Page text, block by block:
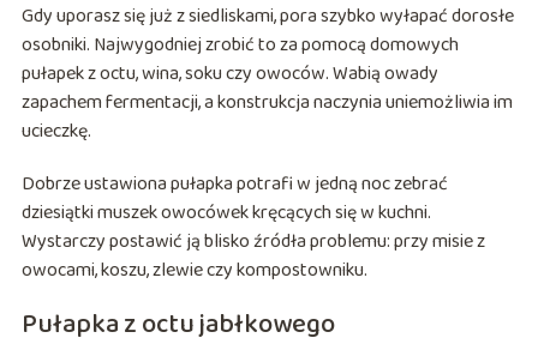
Gdy uporasz się już z siedliskami, pora szybko wyłapać dorosłe
osobniki. Najwygodniej zrobić to za pomocą domowych
pułapek z octu, wina, soku czy owoców. Wabią owady
zapachem fermentacji, a konstrukcja naczynia uniemożliwia im
ucieczkę.
Dobrze ustawiona pułapka potrafi w jedną noc zebrać
dziesiątki muszek owocówek kręcących się w kuchni.
Wystarczy postawić ją blisko źródła problemu: przy misie z
owocami, koszu, zlewie czy kompostowniku.
Pułapka z octu jabłkowego